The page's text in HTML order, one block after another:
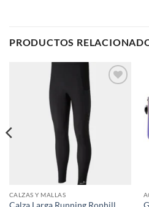
PRODUCTOS
CALZAS Y MALLAS